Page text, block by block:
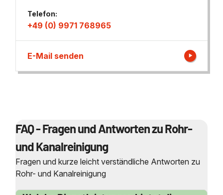
Telefon:
+49 (0) 9971 768965
E-Mail senden
FAQ - Fragen und Antworten zu Rohr-
und Kanalreinigung
Fragen und kurze leicht verständliche Antworten zu
Rohr- und Kanalreinigung